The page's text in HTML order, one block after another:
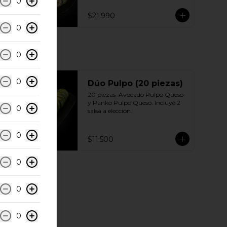
cebollín 10 | Ciboulette - Pollo,
queso crema, cebollín 10 | Panko -
$21.990
Dúo Pulpo (20 piezas)
20 piezas: Avocado Pulpo Queso
y Panko Pulpo Queso. Incluye 2
salsa a elección.
$11.500
0
0
0
0
0
0
0
0